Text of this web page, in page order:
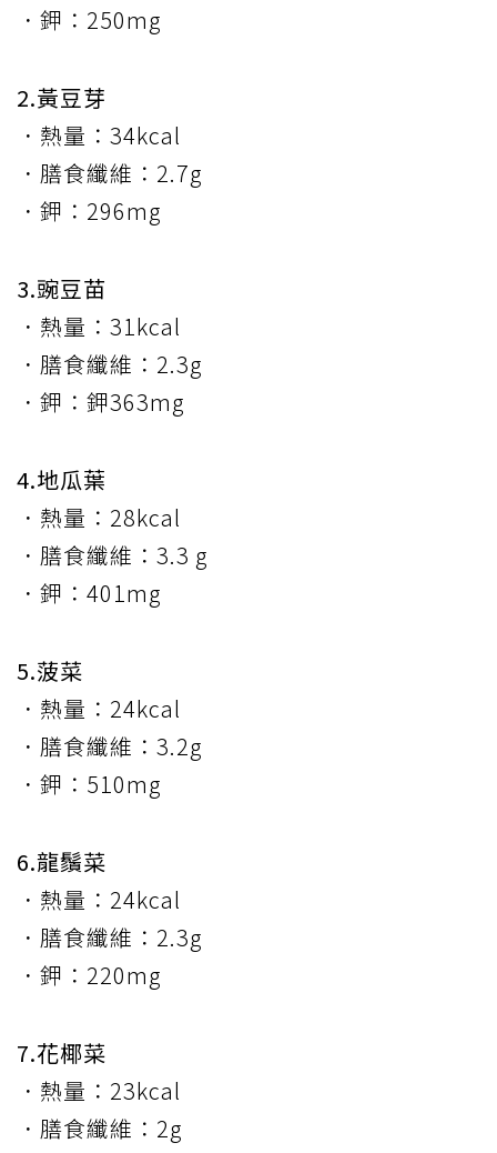
．鉀：250mg
2.黃豆芽
．熱量：34kcal
．膳食纖維：2.7g
．鉀：296mg
3.豌豆苗
．熱量：31kcal
．膳食纖維：2.3g
．鉀：鉀363mg
4.地瓜葉
．熱量：28kcal
．膳食纖維：3.3 g
．鉀：401mg
5.菠菜
．熱量：24kcal
．膳食纖維：3.2g
．鉀：510mg
6.龍鬚菜
．熱量：24kcal
．膳食纖維：2.3g
．鉀：220mg
7.花椰菜
．熱量：23kcal
．膳食纖維：2g